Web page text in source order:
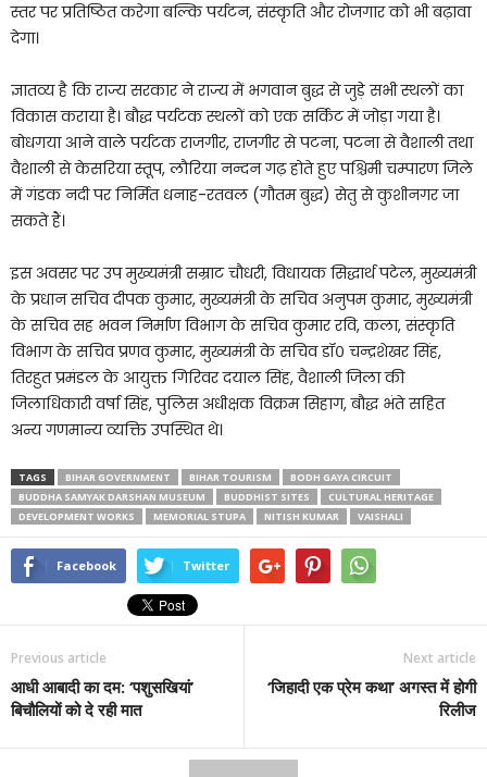
स्तर पर प्रतिष्ठित करेगा बल्कि पर्यटन, संस्कृति और रोजगार को भी बढ़ावा
देगा।
ज्ञातव्य है कि राज्य सरकार ने राज्य में भगवान बुद्ध से जुड़े सभी स्थलों का
विकास कराया है। बौद्ध पर्यटक स्थलों को एक सर्किट में जोड़ा गया है।
बोधगया आने वाले पर्यटक राजगीर, राजगीर से पटना, पटना से वैशाली तथा
वैशाली से केसरिया स्तूप, लौरिया नन्दन गढ़ होते हुए पश्चिमी चम्पारण जिले
में गंडक नदी पर निर्मित धनाह-रतवल (गौतम बुद्ध) सेतु से कुशीनगर जा
सकते हैं।
इस अवसर पर उप मुख्यमंत्री सम्राट चौधरी, विधायक सिद्धार्थ पटेल, मुख्यमंत्री
के प्रधान सचिव दीपक कुमार, मुख्यमंत्री के सचिव अनुपम कुमार, मुख्यमंत्री
के सचिव सह भवन निर्माण विभाग के सचिव कुमार रवि, कला, संस्कृति
विभाग के सचिव प्रणव कुमार, मुख्यमंत्री के सचिव डॉ० चन्द्रशेखर सिंह,
तिरहुत प्रमंडल के आयुक्त गिरिवर दयाल सिंह, वैशाली जिला की
जिलाधिकारी वर्षा सिंह, पुलिस अधीक्षक विक्रम सिहाग, बौद्ध भंते सहित
अन्य गणमान्य व्यक्ति उपस्थित थे।
TAGS BIHAR GOVERNMENT BIHAR TOURISM
BODH GAYA CIRCUIT
BUDDHA SAMYAK DARSHAN MUSEUM
BUDDHIST SITES
CULTURAL HERITAGE
DEVELOPMENT WORKS
MEMORIAL STUPA NITISH KUMAR VAISHALI
Facebook Twitter
Previous article
आधी आबादी का दम: ‘पशुसखियां’
बिचौलियों को दे रही मात
Next article
‘जिहादी एक प्रेम कथा’ अगस्त में होगी
रिलीज